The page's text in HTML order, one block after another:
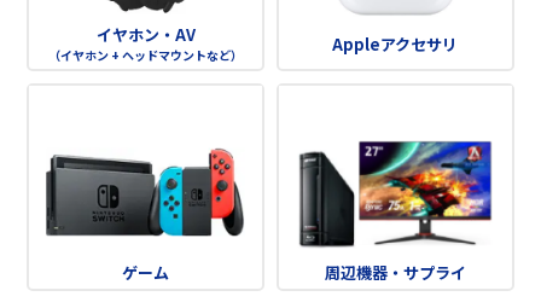
イヤホン・AV
（イヤホン + ヘッドマウントなど） Appleアクセサリ
ゲーム 周辺機器・サプライ